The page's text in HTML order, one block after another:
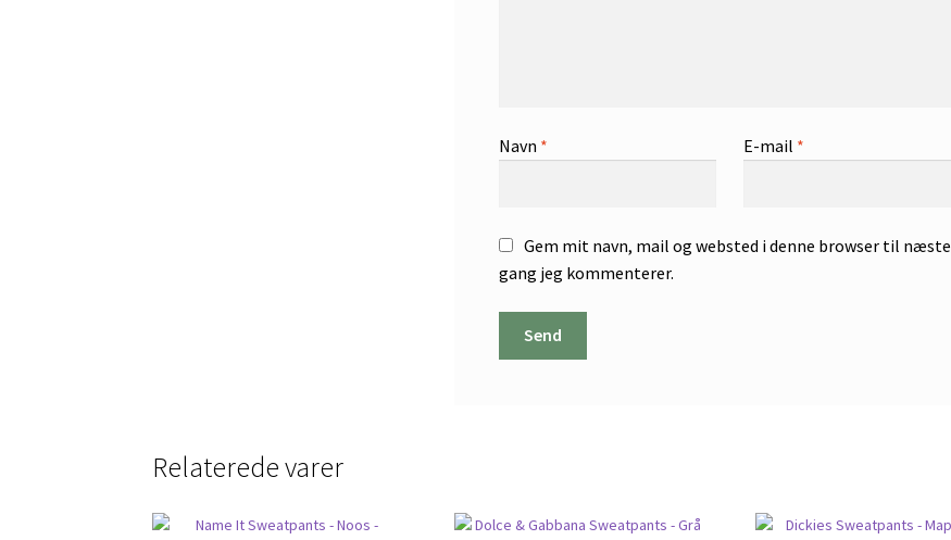
Navn * E-mail *
Gem mit navn, mail og websted i denne browser til næste
gang jeg kommenterer.
Relaterede varer